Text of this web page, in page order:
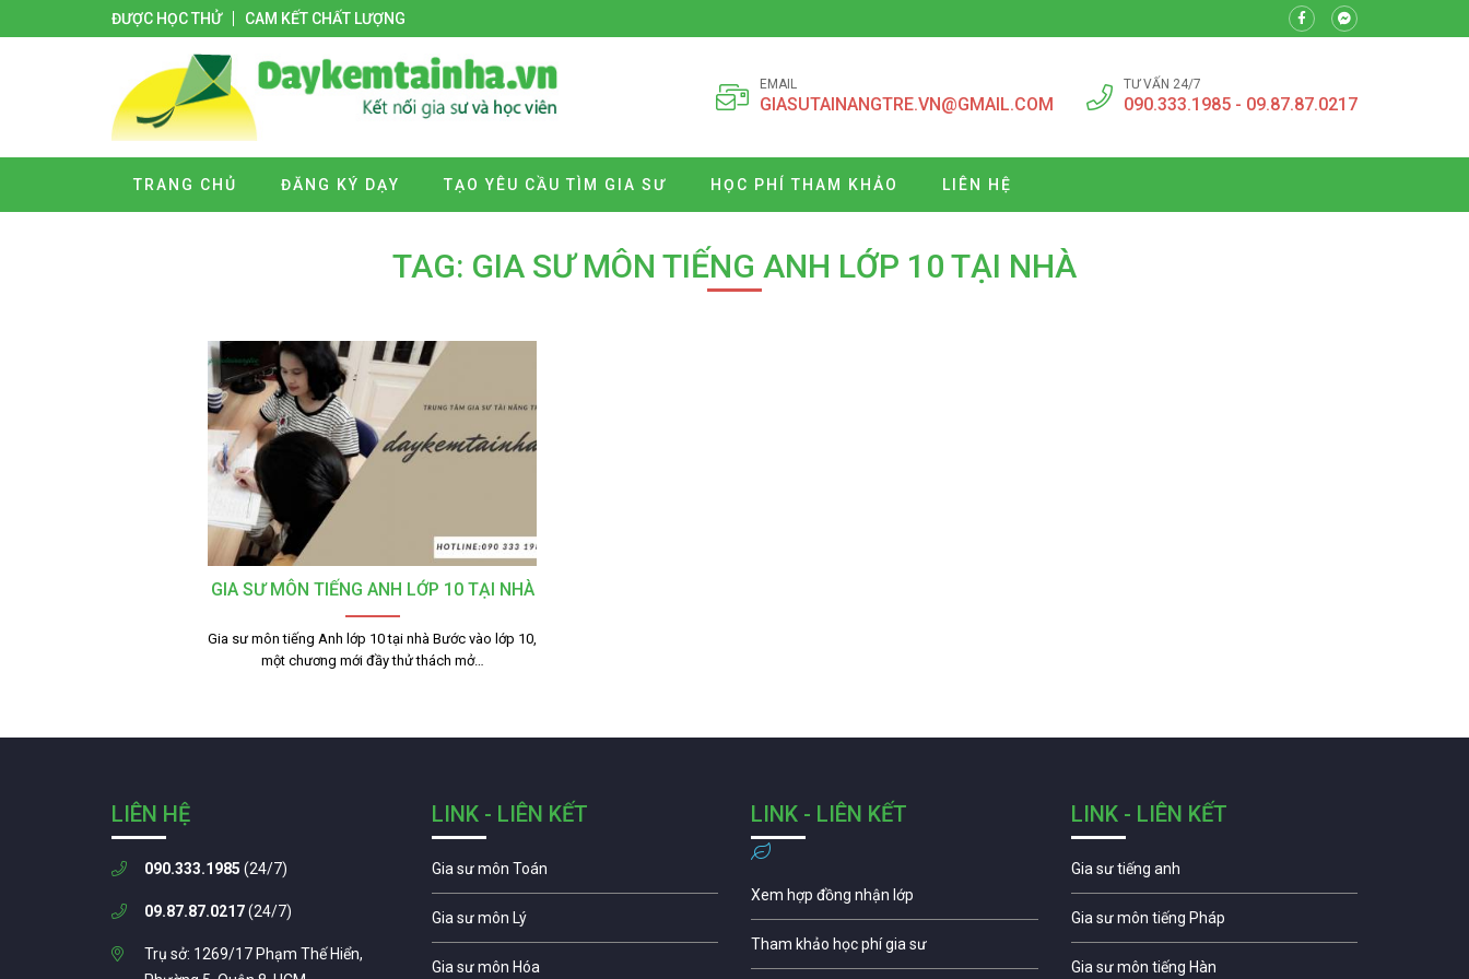
ĐƯỢC HỌC THỬ CAM KẾT CHẤT LƯỢNG
EMAIL
GIASUTAINANGTRE.VN@GMAIL.COM
TƯ VẤN 24/7
090.333.1985 - 09.87.87.0217
TRANG CHỦ ĐĂNG KÝ DẠY TẠO YÊU CẦU TÌM GIA SƯ HỌC PHÍ THAM KHẢO LIÊN HỆ
TAG: GIA SƯ MÔN TIẾNG ANH LỚP 10 TẠI NHÀ
GIA SƯ MÔN TIẾNG ANH LỚP 10 TẠI NHÀ
Gia sư môn tiếng Anh lớp 10 tại nhà Bước vào lớp 10,
một chương mới đầy thử thách mở…
LIÊN HỆ
090.333.1985 (24/7)
09.87.87.0217(24/7)
Trụ sở: 1269/17 Phạm Thế Hiển,
LINK - LIÊN KẾT
Gia sư môn Toán
Gia sư môn Lý
Gia sư môn Hóa
LINK - LIÊN KẾT
Xem hợp đồng nhận lớp
Tham khảo học phí gia sư
LINK - LIÊN KẾT
Gia sư tiếng anh
Gia sư môn tiếng Pháp
Gia sư môn tiếng Hàn